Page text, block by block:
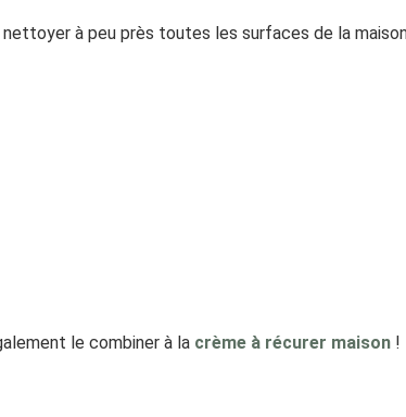
à peu près toutes les surfaces de la
le combiner à la crème à récurer maison !